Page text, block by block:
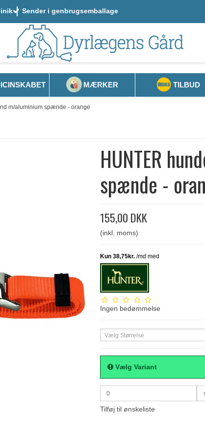
Sender i genbrugsemballage
MÆRKER TILBUD
m/aluminium spænde - orange
HUNTER
spænde -
155,00 DKK
(inkl. moms)
Ingen bedømmelse
Vælg Størrelse
Vælg Variant
0
Tilføj til ønskeliste